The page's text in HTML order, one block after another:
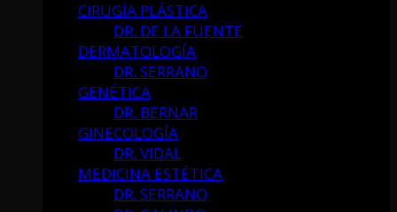
CIRUGÍA PLÁSTICA
DR. DE LA FUENTE
DERMATOLOGÍA
DR. SERRANO
GENÉTICA
DR. BERNAR
GINECOLOGÍA
DR. VIDAL
MEDICINA ESTÉTICA
DR. SERRANO